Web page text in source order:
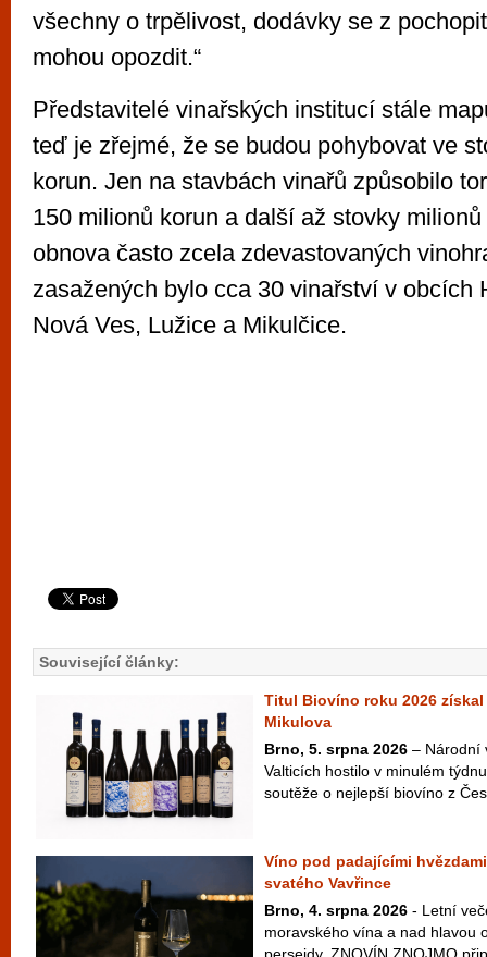
všechny o trpělivost, dodávky se z
mohou opozdit.“
Představitelé vinařských institucí stále
teď je zřejmé, že se budou pohybovat ve
korun. Jen na stavbách vinařů způsobilo
150 milionů korun a další až stovky
obnova často zcela zdevastovaných
zasažených bylo cca 30 vinařství v obcích
Nová Ves, Lužice a Mikulčice.
Související články:
Titul Biovíno roku 2026
Mikulova
Brno, 5. srpna 2026 – Národní
Valticích hostilo v minulém
soutěže o nejlepší biovíno z
Víno pod padajícími
svatého Vavřince
Brno, 4. srpna 2026 - Letní
moravského vína a nad hlavou